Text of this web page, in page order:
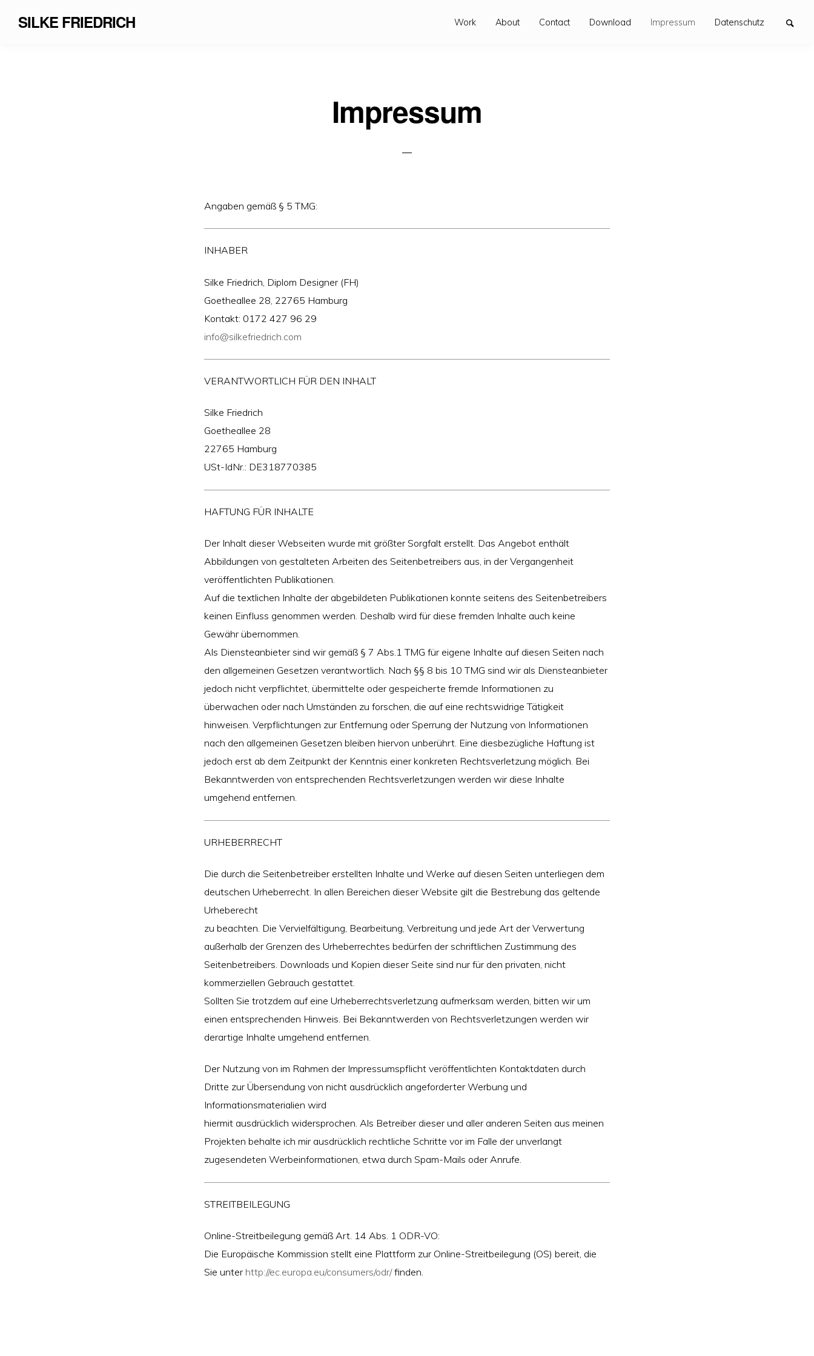
SILKE FRIEDRICH Work About Contact Download Impressum Datenschutz
Impressum
Angaben gemäß § 5 TMG:
INHABER
Silke Friedrich, Diplom Designer (FH)
Goetheallee 28, 22765 Hamburg
Kontakt: 0172 427 96 29
info@silkefriedrich.com
VERANTWORTLICH FÜR DEN INHALT
Silke Friedrich
Goetheallee 28
22765 Hamburg
USt-IdNr.: DE318770385
HAFTUNG FÜR INHALTE
Der Inhalt dieser Webseiten wurde mit größter Sorgfalt erstellt. Das Angebot enthält
Abbildungen von gestalteten Arbeiten des Seitenbetreibers aus, in der Vergangenheit
veröffentlichten Publikationen.
Auf die textlichen Inhalte der abgebildeten Publikationen konnte seitens des Seitenbetreibers
keinen Einfluss genommen werden. Deshalb wird für diese fremden Inhalte auch keine
Gewähr übernommen.
Als Diensteanbieter sind wir gemäß § 7 Abs.1 TMG für eigene Inhalte auf diesen Seiten nach
den allgemeinen Gesetzen verantwortlich. Nach §§ 8 bis 10 TMG sind wir als Diensteanbieter
jedoch nicht verpflichtet, übermittelte oder gespeicherte fremde Informationen zu
überwachen oder nach Umständen zu forschen, die auf eine rechtswidrige Tätigkeit
hinweisen. Verpflichtungen zur Entfernung oder Sperrung der Nutzung von Informationen
nach den allgemeinen Gesetzen bleiben hiervon unberührt. Eine diesbezügliche Haftung ist
jedoch erst ab dem Zeitpunkt der Kenntnis einer konkreten Rechtsverletzung möglich. Bei
Bekanntwerden von entsprechenden Rechtsverletzungen werden wir diese Inhalte
umgehend entfernen.
URHEBERRECHT
Die durch die Seitenbetreiber erstellten Inhalte und Werke auf diesen Seiten unterliegen dem
deutschen Urheberrecht. In allen Bereichen dieser Website gilt die Bestrebung das geltende
Urheberecht
zu beachten. Die Vervielfältigung, Bearbeitung, Verbreitung und jede Art der Verwertung
außerhalb der Grenzen des Urheberrechtes bedürfen der schriftlichen Zustimmung des
Seitenbetreibers. Downloads und Kopien dieser Seite sind nur für den privaten, nicht
kommerziellen Gebrauch gestattet.
Sollten Sie trotzdem auf eine Urheberrechtsverletzung aufmerksam werden, bitten wir um
einen entsprechenden Hinweis. Bei Bekanntwerden von Rechtsverletzungen werden wir
derartige Inhalte umgehend entfernen.
Der Nutzung von im Rahmen der Impressumspflicht veröffentlichten Kontaktdaten durch
Dritte zur Übersendung von nicht ausdrücklich angeforderter Werbung und
Informationsmaterialien wird
hiermit ausdrücklich widersprochen. Als Betreiber dieser und aller anderen Seiten aus meinen
Projekten behalte ich mir ausdrücklich rechtliche Schritte vor im Falle der unverlangt
zugesendeten Werbeinformationen, etwa durch Spam-Mails oder Anrufe.
STREITBEILEGUNG
Online-Streitbeilegung gemäß Art. 14 Abs. 1 ODR-VO:
Die Europäische Kommission stellt eine Plattform zur Online-Streitbeilegung (OS) bereit, die
Sie unter http://ec.europa.eu/consumers/odr/finden.